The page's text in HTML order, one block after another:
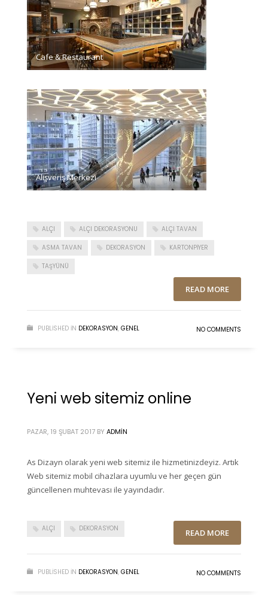
Cafe & Restaurant
Alışveriş Merkezi
ALÇI ALÇI DEKORASYONU ALÇI TAVAN
ASMA TAVAN DEKORASYON KARTONPIYER
TAŞYÜNÜ
READ MORE
PUBLISHED IN DEKORASYON, GENEL NO COMMENTS
Yeni web sitemiz online
PAZAR, 19 ŞUBAT 2017 BY ADMIN
As Dizayn olarak yeni web sitemiz ile hizmetinizdeyiz. Artık
Web sitemiz mobil cihazlara uyumlu ve her geçen gün
güncellenen muhtevası ile yayındadır.
ALÇI DEKORASYON READ MORE
PUBLISHED IN DEKORASYON, GENEL NO COMMENTS